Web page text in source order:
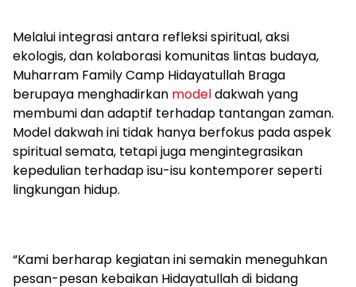
Melalui integrasi antara refleksi spiritual, aksi
ekologis, dan kolaborasi komunitas lintas budaya,
Muharram Family Camp Hidayatullah Braga
berupaya menghadirkan modeldakwah yang
membumi dan adaptif terhadap tantangan zaman.
Model dakwah ini tidak hanya berfokus pada aspek
spiritual semata, tetapi juga mengintegrasikan
kepedulian terhadap isu-isu kontemporer seperti
lingkungan hidup.
“Kami berharap kegiatan ini semakin meneguhkan
pesan-pesan kebaikan Hidayatullah di bidang